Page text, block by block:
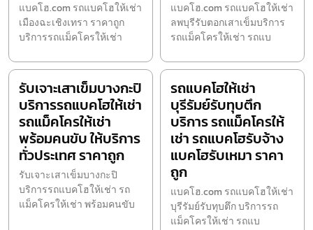
แบคโฮ.com รถแบคโฮให้เช่า
เมืองฉะเชิงเทรา ราคาถูก
บริการรถแม็คโครให้เช่า
แบคโฮ.com รถแบคโฮให้เช่า
ลพบุรีรับตอกเสาเข็มบริการ
รถแม็คโครให้เช่า รถแบ
รับเจาะเสาเข็มบางกะปิ
บริการรถแบคโฮให้เช่า
รถแม็คโครให้เช่า
พร้อมคนขับ ให้บริการ
ทั่วประเทศ ราคาถูก
รับเจาะเสาเข็มบางกะปิ
บริการรถแบคโฮให้เช่า รถ
แม็คโครให้เช่า พร้อมคนขับ
รถแบคโฮให้เช่า
บุรีรัมย์รับทุบตึก
บริการ รถแม็คโครให้
เช่า รถแบคโฮรับจ้าง
แบคโฮรับเหมา ราคา
ถูก
แบคโฮ.com รถแบคโฮให้เช่า
บุรีรัมย์รับทุบตึก บริการรถ
แม็คโครให้เช่า รถแบ